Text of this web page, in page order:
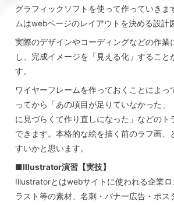
グラフィックソフトを使って作っていきま
ムはwebページのレイアウトを決める設計
実際のデザインやコーディングなどの作業
し、完成イメージを「見える化」すること
す。
ワイヤーフレームを作っておくことによっ
ってから「あの項目が足りていなかった」
に見づらくて作り直しになった」などのト
できます。本格的な絵を描く前のラフ画、
すいかと思います。
■Illustrator演習【実技】
Illustratorとはwebサイトに使われる企業ロ
ラスト等の素材、名刺・バナー広告・ポス